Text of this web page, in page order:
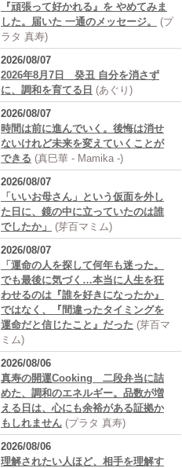
『頑張って好かれる』を やめてみま
した。届いた 一通のメッセージ。
(プ
ラタ 真寿)
2026/08/07
2026年8月7日 癸丑 自分を消さず
に、調和を育てる日 (あぐり)
2026/08/07
時間は前に進んでいく。後悔は消せ
ないけれど未来を変えていくことが
できる (真巳華 - Mamika -)
2026/08/07
「いいお母さん」という仮面を外し
た日に、鏡の中に立っていたのは誰
でしたか」
(芽百マミム)
2026/08/07
「運命の人を探して何年も迷った。
でも最後に気づく…本当に人生を狂
わせるのは『誰を好きになったか』
ではなく、『間違ったタイミングを
運命だと信じたこと』だった (芽百マ
ミム)
2026/08/06
真寿の開運Cooking 二段弁当に詰
めた、調和のエネルギー。品数が増
える日は、心にも余裕がある証拠か
もしれません (プラタ 真寿)
2026/08/06
理解されたい人ほど、相手を理解す